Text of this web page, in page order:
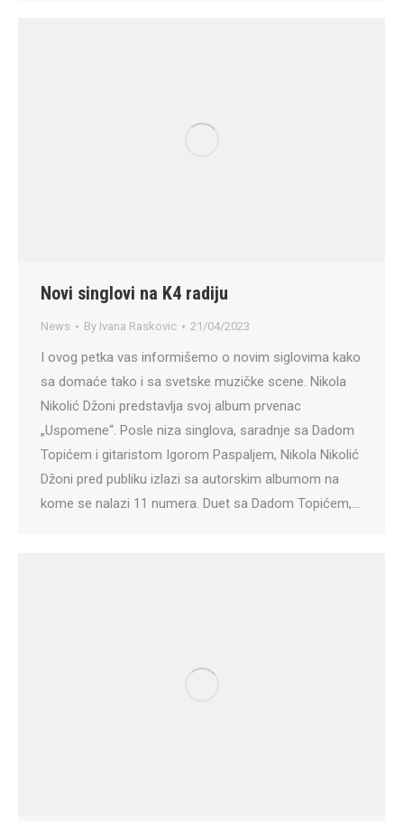
Novi singlovi na K4 radiju
News By Ivana Raskovic 21/04/2023
I ovog petka vas informišemo o novim siglovima kako
sa domaće tako i sa svetske muzičke scene. Nikola
Nikolić Džoni predstavlja svoj album prvenac
„Uspomene“. Posle niza singlova, saradnje sa Dadom
Topićem i gitaristom Igorom Paspaljem, Nikola Nikolić
Džoni pred publiku izlazi sa autorskim albumom na
kome se nalazi 11 numera. Duet sa Dadom Topićem,…